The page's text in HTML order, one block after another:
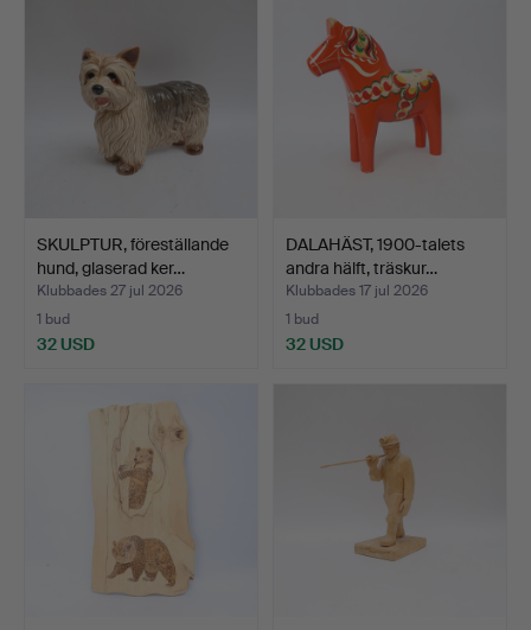
SKULPTUR, föreställande
hund, glaserad ker…
Klubbades 27 jul 2026
1 bud
32 USD
DALAHÄST, 1900-talets
andra hälft, träskur…
Klubbades 17 jul 2026
1 bud
32 USD